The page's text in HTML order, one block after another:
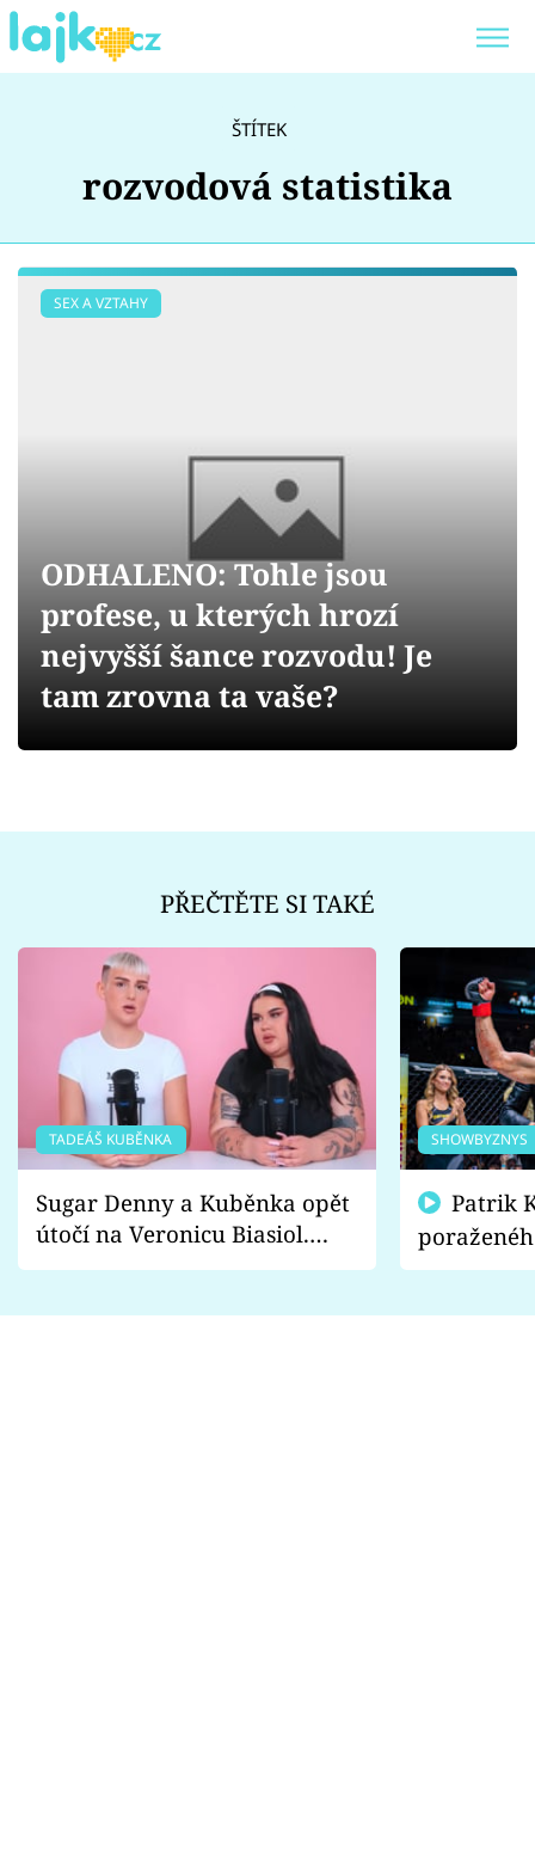
Témata
Videa
Sledujte prima+
ŠTÍTEK
rozvodová statistika
SEX A VZTAHY
ODHALENO: Tohle jsou
profese, u kterých hrozí
nejvyšší šance rozvodu! Je
tam zrovna ta vaše?
PŘEČTĚTE SI TAKÉ
TADEÁŠ KUBĚNKA
Sugar Denny a Kuběnka opět
útočí na Veronicu Biasiol.
Proč je podle nich falešná a
SHOWBYZNYS
fanoušci